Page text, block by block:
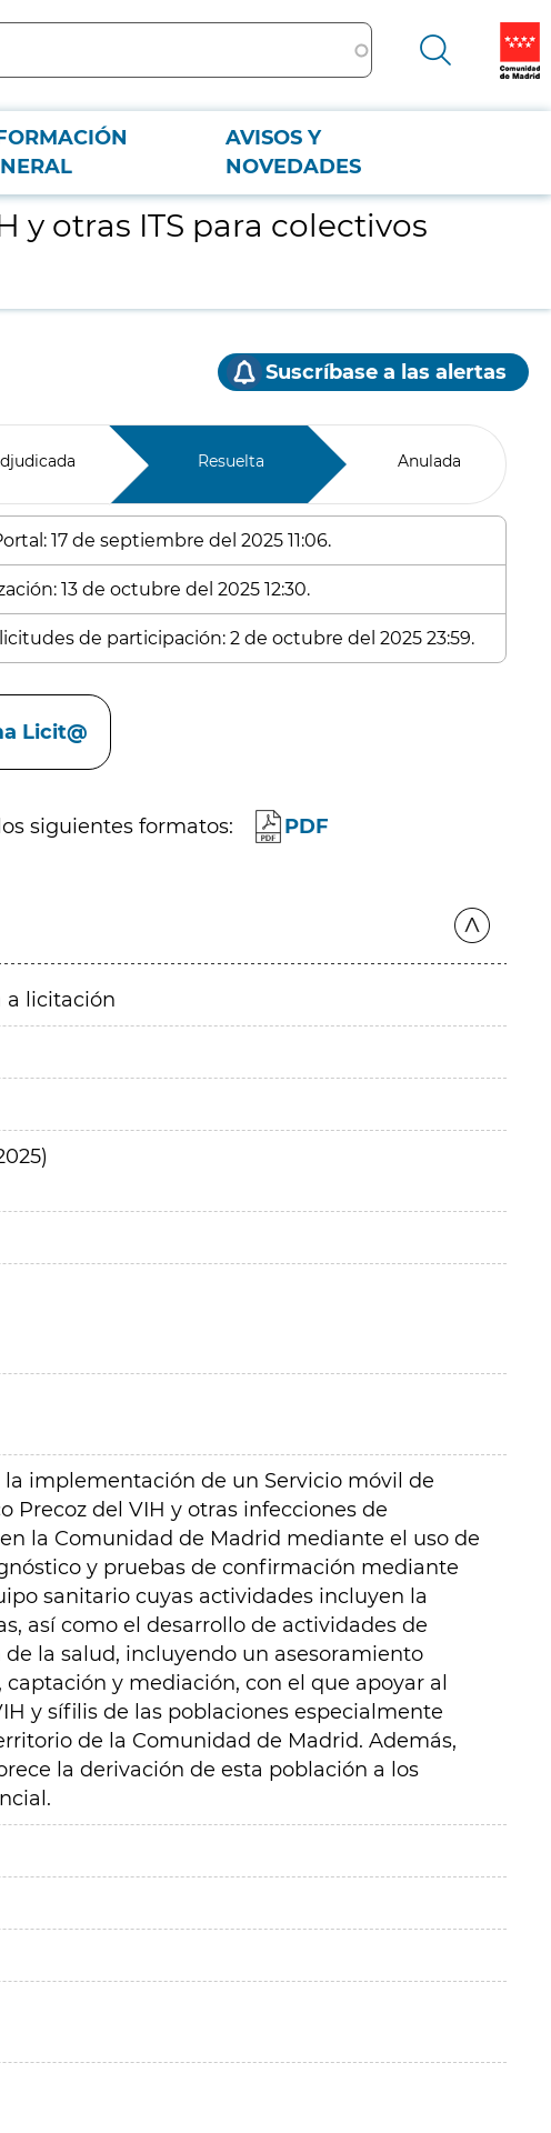
AVISOS Y
NOVEDADES
y otras ITS para colectivos
Suscríbase a las alertas
Resuelta Anulada
17 de septiembre del 2025 11:06.
13 de octubre del 2025 12:30.
de participación: 2 de octubre del 2025 23:59.
Licit@
siguientes formatos: PDF
a licitación
implementación de un Servicio móvil de
Precoz del VIH y otras infecciones de
la Comunidad de Madrid mediante el uso de
y pruebas de confirmación mediante
sanitario cuyas actividades incluyen la
así como el desarrollo de actividades de
la salud, incluyendo un asesoramiento
y mediación, con el que apoyar al
y sífilis de las poblaciones especialmente
de la Comunidad de Madrid. Además,
la derivación de esta población a los